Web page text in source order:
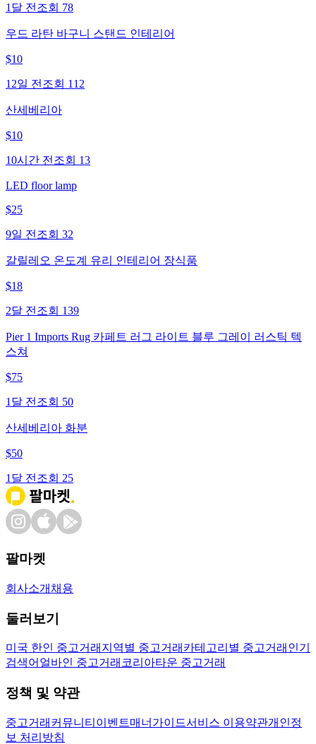
1달 전 조회 78
우드 라탄 바구니 스탠드 인테리어
$10
12일 전 조회 112
산세베리아
$10
10시간 전 조회 13
LED floor lamp
$25
9일 전 조회 32
갈릴레오 온도계 유리 인테리어 장식품
$18
2달 전 조회 139
Pier 1 Imports Rug 카페트 러그 라이트 블루 그레이 러스틱 텍
스쳐
$75
1달 전 조회 50
산세베리아 화분
$50
1달 전 조회 25
팔마켓
회사소개 채용
둘러보기
미국 한인 중고거래 지역별 중고거래 카테고리별 중고거래 인기
검색어 얼바인 중고거래 코리아타운 중고거래
정책 및 약관
중고거래 커뮤니티 이벤트매너가이드서비스 이용약관개인정
보 처리방침